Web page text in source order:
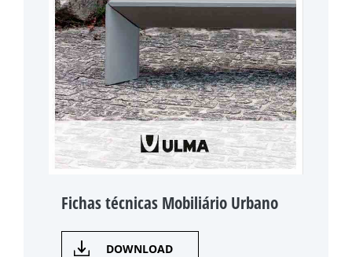
Fichas técnicas Mobiliário Urbano
DOWNLOAD